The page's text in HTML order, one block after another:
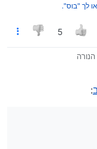
לך "בוס".
5
הרגע
: